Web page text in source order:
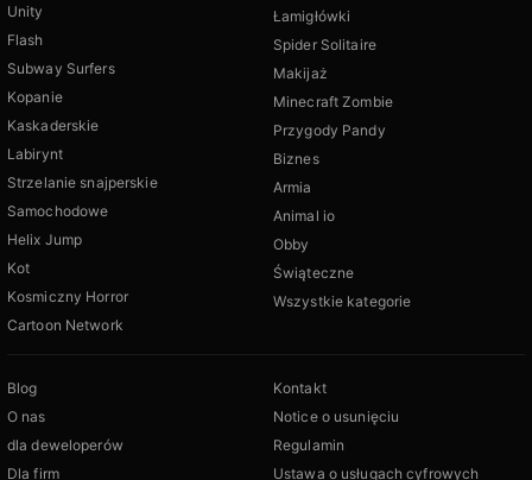
Unity
Flash
Subway Surfers
Kopanie
Kaskaderskie
Labirynt
Strzelanie snajperskie
Samochodowe
Helix Jump
Kot
Kosmiczny Horror
Cartoon Network
Łamigłówki
Spider Solitaire
Makijaż
Minecraft Zombie
Przygody Pandy
Biznes
Armia
Animal io
Obby
Świąteczne
Wszystkie kategorie
Blog
O nas
dla deweloperów
Dla firm
Kontakt
Notice o usunięciu
Regulamin
Ustawa o usługach cyfrowych